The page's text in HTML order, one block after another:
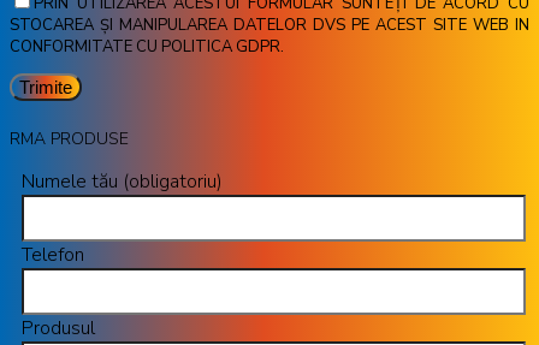
STOCAREA ȘI MANIPULAREA DATELOR DVS PE ACEST SITE WEB IN
CONFORMITATE CU POLITICA GDPR.
RMA PRODUSE
Numele tău (obligatoriu)
Telefon
Produsul